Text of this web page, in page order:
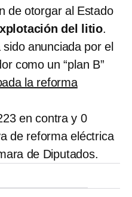
de otorgar al Estado
del litio.
anunciada por el
como un “plan B”
la reforma
en contra y 0
de reforma eléctrica
de Diputados.